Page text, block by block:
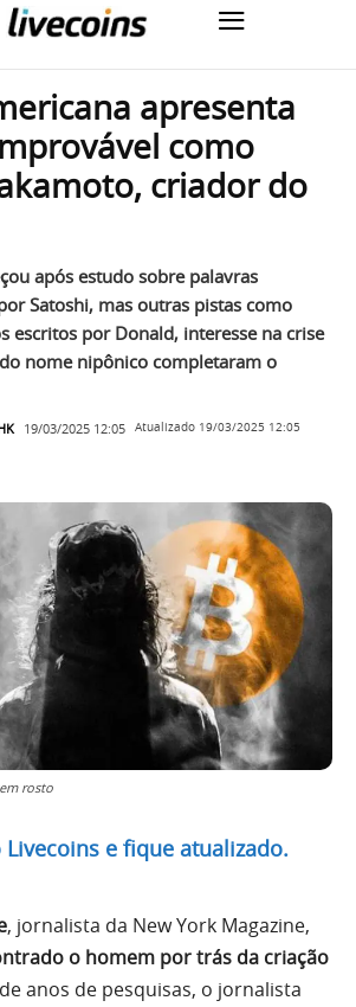
apresenta
como
criador do
após estudo sobre palavras
Satoshi, mas outras pistas como
escritos por Donald, interesse na crise
nome nipônico completaram o
19/03/2025 12:05 Atualizado 19/03/2025 12:05
rosto
Livecoins e fique atualizado.
, jornalista da New York Magazine,
o homem por trás da criação
anos de pesquisas, o jornalista